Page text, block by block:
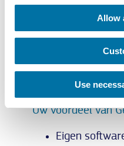
Allow
Use
Uw voordeel van
Eigen